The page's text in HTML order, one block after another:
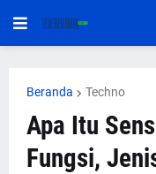
Beranda Techno
Apa Itu
Fungsi,